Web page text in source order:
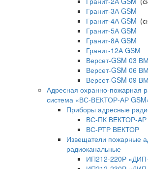
Гранит-3А GSM
Гранит-4А GSM
Гранит-5А GSM
Гранит-8А GSM
Гранит-12А GSM
Версет-GSM 03 ВМ
Версет-GSM 06 ВМ
Версет-GSM 09 ВМ
Адресная охранно-пожарная
система «ВС-ВЕКТОР-АР
Приборы адресные
ВС-ПК ВЕКТОР-АР
ВС-РТР ВЕКТОР
Извещатели пожарные
радиоканальные
ИП212-220Р